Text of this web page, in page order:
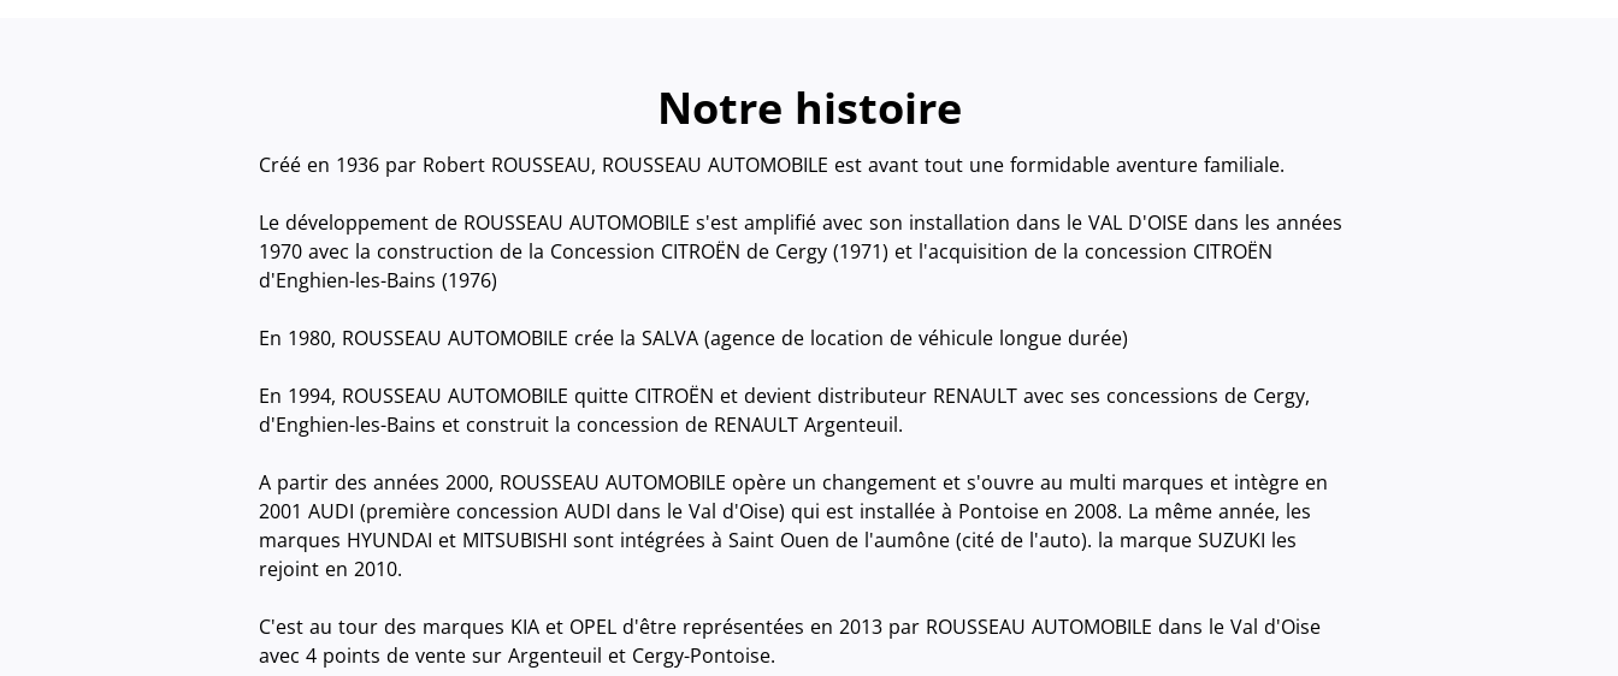
Notre histoire
Créé en 1936 par Robert ROUSSEAU, ROUSSEAU AUTOMOBILE est avant tout une formidable aventure familiale.
Le développement de ROUSSEAU AUTOMOBILE s'est amplifié avec son installation dans le VAL D'OISE dans les années
1970 avec la construction de la Concession CITROËN de Cergy (1971) et l'acquisition de la concession CITROËN
d'Enghien-les-Bains (1976)
En 1980, ROUSSEAU AUTOMOBILE crée la SALVA (agence de location de véhicule longue durée)
En 1994, ROUSSEAU AUTOMOBILE quitte CITROËN et devient distributeur RENAULT avec ses concessions de Cergy,
d'Enghien-les-Bains et construit la concession de RENAULT Argenteuil.
A partir des années 2000, ROUSSEAU AUTOMOBILE opère un changement et s'ouvre au multi marques et intègre en
2001 AUDI (première concession AUDI dans le Val d'Oise) qui est installée à Pontoise en 2008. La même année, les
marques HYUNDAI et MITSUBISHI sont intégrées à Saint Ouen de l'aumône (cité de l'auto). la marque SUZUKI les
rejoint en 2010.
C'est au tour des marques KIA et OPEL d'être représentées en 2013 par ROUSSEAU AUTOMOBILE dans le Val d'Oise
avec 4 points de vente sur Argenteuil et Cergy-Pontoise.